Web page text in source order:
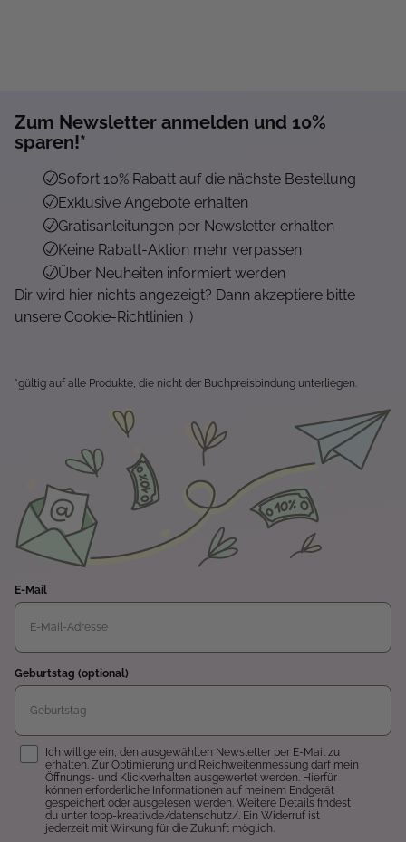
Zum Newsletter anmelden und 10%
sparen!*
Sofort 10% Rabatt auf die nächste Bestellung
Exklusive Angebote erhalten
Gratisanleitungen per Newsletter erhalten
Keine Rabatt-Aktion mehr verpassen
Über Neuheiten informiert werden
Dir wird hier nichts angezeigt? Dann akzeptiere bitte
unsere Cookie-Richtlinien :)
*gültig auf alle Produkte, die nicht der Buchpreisbindung unterliegen.
E-Mail
Geburtstag (optional)
Einwilligung
Ich willige ein, den ausgewählten Newsletter per E-Mail zu
erhalten. Zur Optimierung und Reichweitenmessung darf mein
Öffnungs- und Klickverhalten ausgewertet werden. Hierfür
können erforderliche Informationen auf meinem Endgerät
gespeichert oder ausgelesen werden. Weitere Details findest
du unter topp-kreativ.de/datenschutz/. Ein Widerruf ist
jederzeit mit Wirkung für die Zukunft möglich.